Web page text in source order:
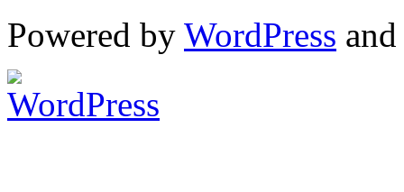
Powered by WordPress